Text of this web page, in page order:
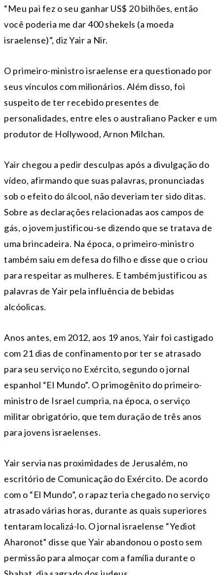
“Meu pai fez o seu ganhar US$ 20 bilhões, então
você poderia me dar 400 shekels (a moeda
israelense)”, diz Yair a Nir.
O primeiro-ministro israelense era questionado por
seus vínculos com milionários. Além disso, foi
suspeito de ter recebido presentes de
personalidades, entre eles o australiano Packer e um
produtor de Hollywood, Arnon Milchan.
Yair chegou a pedir desculpas após a divulgação do
vídeo, afirmando que suas palavras, pronunciadas
sob o efeito do álcool, não deveriam ter sido ditas.
Sobre as declarações relacionadas aos campos de
gás, o jovem justificou-se dizendo que se tratava de
uma brincadeira. Na época, o primeiro-ministro
também saiu em defesa do filho e disse que o criou
para respeitar as mulheres. E também justificou as
palavras de Yair pela influência de bebidas
alcóolicas.
Anos antes, em 2012, aos 19 anos, Yair foi castigado
com 21 dias de confinamento por ter se atrasado
para seu serviço no Exército, segundo o jornal
espanhol “El Mundo”. O primogênito do primeiro-
ministro de Israel cumpria, na época, o serviço
militar obrigatório, que tem duração de três anos
para jovens israelenses.
Yair servia nas proximidades de Jerusalém, no
escritório de Comunicação do Exército. De acordo
com o “El Mundo”, o rapaz teria chegado no serviço
atrasado várias horas, durante as quais superiores
tentaram localizá-lo. O jornal israelense “Yediot
Aharonot” disse que Yair abandonou o posto sem
permissão para almoçar com a família durante o